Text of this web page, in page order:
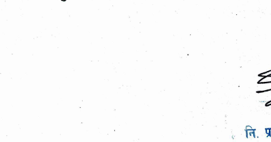
बेसीशहर नगरपालिकाको क्षेत्रभित्र वालुवा तथा
मिसिएको ग्राभेल संकलन गरी बिक्री गर्ने कार्यको
पत्र आह्वान गरिएको सम्बन्धी ।
Post date: